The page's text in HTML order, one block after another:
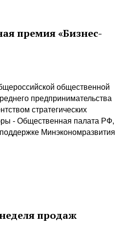
премия «Бизнес-
общественной
предпринимательства
стратегических
- Общественная палата РФ,
Минэкономразвития
продаж